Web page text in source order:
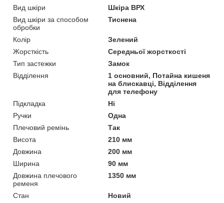
Вид шкіри
Шкіра ВРХ
Вид шкіри за способом
обробки
Тиснена
Колір
Зелений
Жорсткість
Середньої жорсткості
Тип застежки
Замок
Відділення
1 основний, Потайна кишеня
на блискавці, Відділення
для телефону
Підкладка
Ні
Ручки
Одна
Плечовий ремінь
Так
Висота
210 мм
Довжина
200 мм
Ширина
90 мм
Довжина плечового
ременя
1350 мм
Стан Новий